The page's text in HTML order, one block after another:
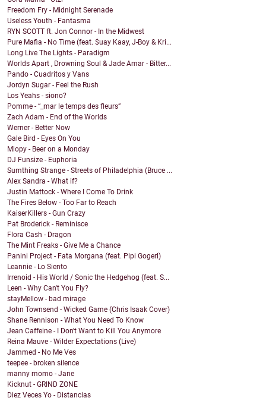
Freedom Fry - Midnight Serenade
Useless Youth - Fantasma
RYN SCOTT ft. Jon Connor - In the Midwest
Pure Mafia - No Time (feat. $uay Kaay, J-Boy & Kri...
Long Live The Lights - Paradigm
Worlds Apart , Drowning Soul & Jade Amar - Bitter...
Pando - Cuadritos y Vans
Jordyn Sugar - Feel the Rush
Los Yeahs - siono?
Pomme - “_mar le temps des fleurs”
Zach Adam - End of the Worlds
Werner - Better Now
Gale Bird - Eyes On You
Mlopy - Beer on a Monday
DJ Funsize - Euphoria
Sumthing Strange - Streets of Philadelphia (Bruce ...
Alex Sandra - What if?
Justin Mattock - Where I Come To Drink
The Fires Below - Too Far to Reach
KaiserKillers - Gun Crazy
Pat Broderick - Reminisce
Flora Cash - Dragon
The Mint Freaks - Give Me a Chance
Panini Project - Fata Morgana (feat. Pipi Gogerl)
Leannie - Lo Siento
Irrenoid - His World / Sonic the Hedgehog (feat. S...
Leen - Why Can't You Fly?
stayMellow - bad mirage
John Townsend - Wicked Game (Chris Isaak Cover)
Shane Rennison - What You Need To Know
Jean Caffeine - I Don't Want to Kill You Anymore
Reina Mauve - Wilder Expectations (Live)
Jammed - No Me Ves
teepee - broken silence
manny momo - Jane
Kicknut - GRIND ZONE
Diez Veces Yo - Distancias